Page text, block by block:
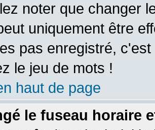
noter que changer
uniquement être
pas enregistré,
le jeu de mots !
haut de page
le fuseau horaire